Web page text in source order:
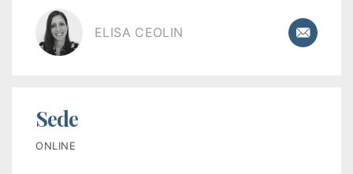
2027
Corsi
pagamento
Istituzioni
ELISA CEOLIN
Sede
ONLINE